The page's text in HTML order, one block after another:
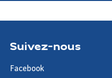
Suivez-nous
Facebook